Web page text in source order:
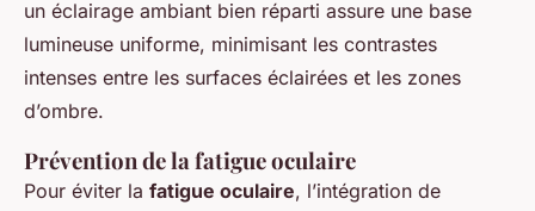
un éclairage ambiant bien réparti assure une base
lumineuse uniforme, minimisant les contrastes
intenses entre les surfaces éclairées et les zones
d’ombre.
Prévention de la fatigue oculaire
Pour éviter la fatigue oculaire, l’intégration de